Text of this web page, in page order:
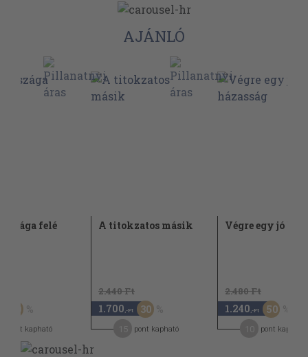
AJÁNLÓ
felé
50
pont kapható
A titokzatos másik
2.440 Ft
1.700 ,-Ft 30
pont kapható
Végre egy jó
2.480 Ft
1.240 ,-Ft 50
pont kapható